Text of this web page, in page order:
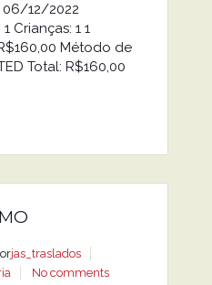
06/12/2022
Crianças: 1 1
Método de
Total: R$160,00
jas_traslados
No comments